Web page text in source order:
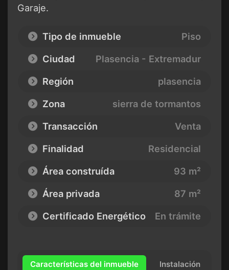
Garaje.
Tipo de inmueble
Piso
Ciudad
Plasencia - Extremadur
Región
plasencia
Zona
sierra de tormantos
Transacción
Venta
Finalidad
Residencial
Área construída
93 m²
Área privada
87 m²
Certificado Energético
En trámite
Características del inmueble Instalación